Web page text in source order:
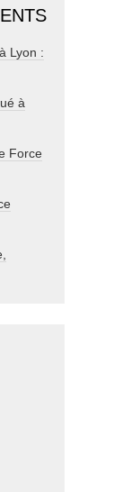
Lyon :
à
Force